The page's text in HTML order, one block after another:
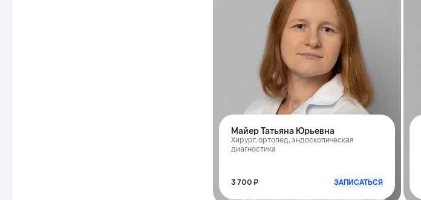
Майер Татьяна Юрьевна
Хирург, ортопед, эндоскопическая
диагностика
3 700 ₽ ЗАПИСАТЬСЯ